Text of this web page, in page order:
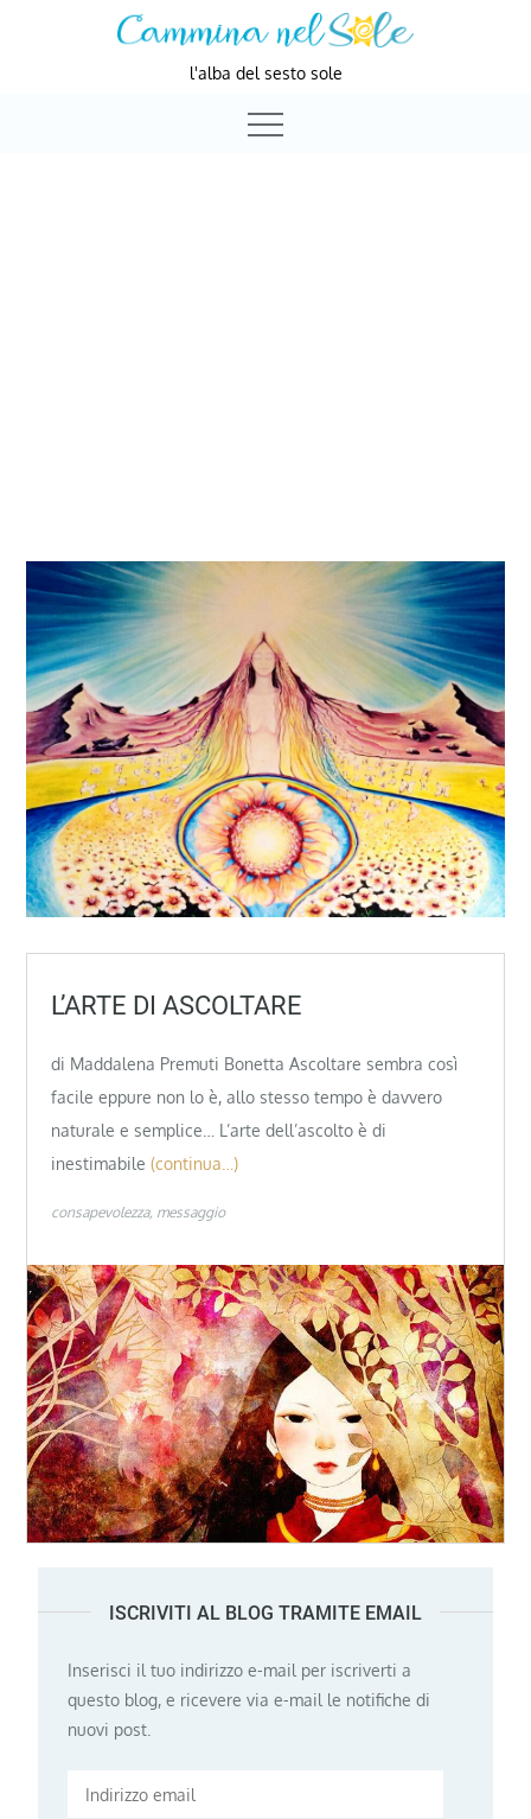
l'alba del sesto sole
L’ARTE DI ASCOLTARE
di Maddalena Premuti Bonetta Ascoltare sembra così
facile eppure non lo è, allo stesso tempo è davvero
naturale e semplice… L’arte dell’ascolto è di
inestimabile (continua…)
consapevolezza messaggio
ISCRIVITI AL BLOG TRAMITE EMAIL
Inserisci il tuo indirizzo e-mail per iscriverti a
questo blog, e ricevere via e-mail le notifiche di
nuovi post.
Indirizzo